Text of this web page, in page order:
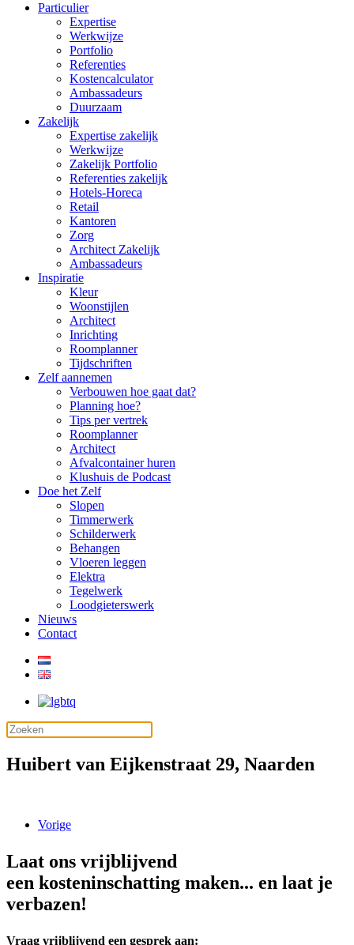
Particulier
Expertise
Werkwijze
Portfolio
Referenties
Kostencalculator
Ambassadeurs
Duurzaam
Zakelijk
Expertise zakelijk
Werkwijze
Zakelijk Portfolio
Referenties zakelijk
Hotels-Horeca
Retail
Kantoren
Zorg
Architect Zakelijk
Ambassadeurs
Inspiratie
Kleur
Woonstijlen
Architect
Inrichting
Roomplanner
Tijdschriften
Zelf aannemen
Verbouwen hoe gaat dat?
Planning hoe?
Tips per vertrek
Roomplanner
Architect
Afvalcontainer huren
Klushuis de Podcast
Doe het Zelf
Slopen
Timmerwerk
Schilderwerk
Behangen
Vloeren leggen
Elektra
Tegelwerk
Loodgieterswerk
Nieuws
Contact
Huibert van Eijkenstraat 29, Naarden
Vorige
Laat ons vrijblijvend
een kosteninschatting maken... en laat je
verbazen!
Vraag vrijblijvend een gesprek aan: